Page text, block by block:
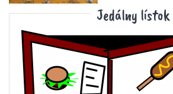
Jedálny lístok